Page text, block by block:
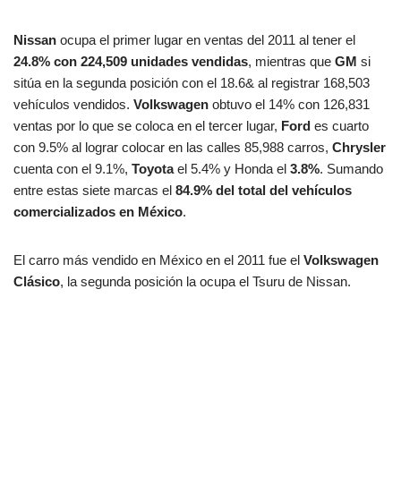
Nissan ocupa el primer lugar en ventas del 2011 al tener el
24.8% con 224,509 unidades vendidas, mientras que GM si
sitúa en la segunda posición con el 18.6& al registrar 168,503
vehículos vendidos. Volkswagen obtuvo el 14% con 126,831
ventas por lo que se coloca en el tercer lugar, Ford es cuarto
con 9.5% al lograr colocar en las calles 85,988 carros, Chrysler
cuenta con el 9.1%, Toyotael 5.4% y Honda el 3.8%. Sumando
entre estas siete marcas el 84.9% del total del vehículos
comercializados en México.
El carro más vendido en México en el 2011 fue el Volkswagen
Clásico, la segunda posición la ocupa el Tsuru de Nissan.